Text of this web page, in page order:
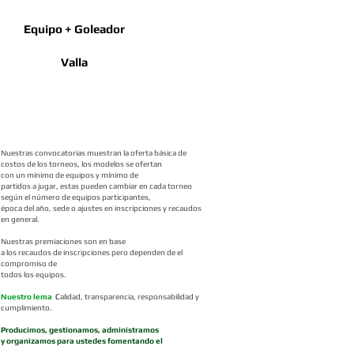
Equipo + Goleador
Valla
Nuestras convocatorias muestran la oferta básica de
costos de los torneos, los modelos se ofertan
con un mínimo de equipos y mínimo de
partidos a jugar, estas pueden cambiar en cada torneo
según el número de equipos participantes,
época del año, sede o ajustes en inscripciones y recaudos
en general.
Nuestras premiaciones son en base
a los recaudos de inscripciones pero dependen de el
compromiso de
todos los equipos
Nuestro lema Calidad, transparencia, responsabilidad y
cumplimiento.
Producimos, gestionamos, administramos
y organizamos para ustedes fomentando el